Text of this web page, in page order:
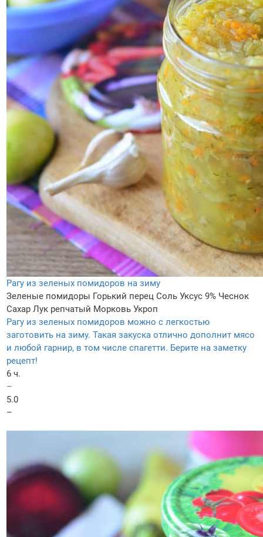
Рагу из зеленых помидоров на зиму
Зеленые помидоры Горький перец Соль Уксус 9% Чеснок
Сахар Лук репчатый Морковь Укроп
Рагу из зеленых помидоров можно с легкостью
заготовить на зиму. Такая закуска отлично дополнит мясо
и любой гарнир, в том числе спагетти. Берите на заметку
рецепт!
6 ч.
–
5.0
–